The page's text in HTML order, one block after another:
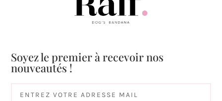
Soyez le premier à recevoir nos
nouveautés !